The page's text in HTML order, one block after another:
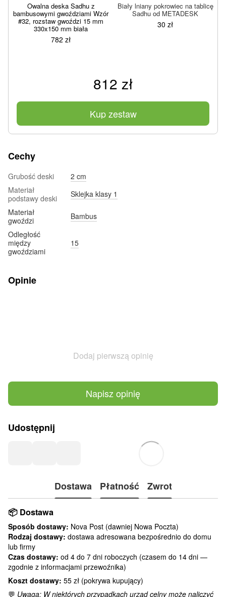
Owalna deska Sadhu z
bambusowymi gwoździami Wzór
#32, rozstaw gwoździ 15 mm
330x150 mm biała
782 zł
Biały lniany pokrowiec na tablicę
Sadhu od METADESK
30 zł
812 zł
Kup zestaw
Cechy
Grubość deski
2 cm
Materiał
podstawy deski
Sklejka klasy 1
Materiał
gwoździ
Bambus
Odległość
między
gwoździami
15
Opinie
Dodaj pierwszą opinię
Napisz opinię
Udostępnij
Dostawa Płatność Zwrot
📦 Dostawa
Sposób dostawy: Nova Post (dawniej Nowa Poczta)
Rodzaj dostawy: dostawa adresowana bezpośrednio do domu
lub firmy
Czas dostawy: od 4 do 7 dni roboczych (czasem do 14 dni —
zgodnie z informacjami przewoźnika)
Koszt dostawy: 55 zł (pokrywa kupujący)
💬 Uwaga: W niektórych przypadkach urząd celny może naliczyć